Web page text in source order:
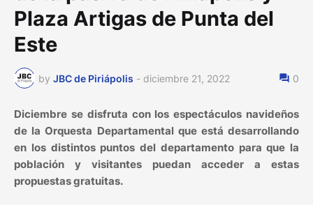
Plaza Artigas de Punta del
Este
by JBC de Piriápolis - diciembre 21, 2022 0
Diciembre se disfruta con los espectáculos navideños
de la Orquesta Departamental que está desarrollando
en los distintos puntos del departamento para que la
población y visitantes puedan acceder a estas
propuestas gratuitas.